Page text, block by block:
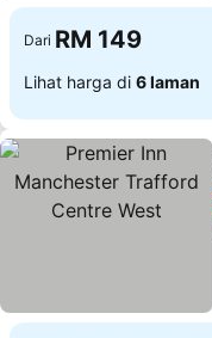
Dari RM 149
Lihat harga di 6 laman